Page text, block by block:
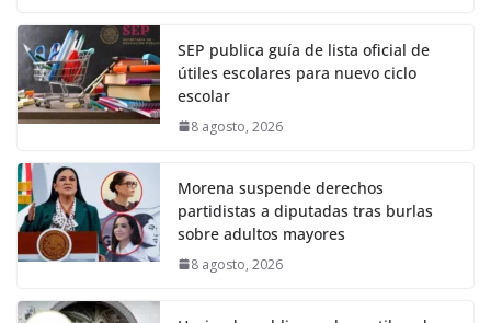
SEP publica guía de lista oficial de
útiles escolares para nuevo ciclo
escolar
8 agosto, 2026
Morena suspende derechos
partidistas a diputadas tras burlas
sobre adultos mayores
8 agosto, 2026